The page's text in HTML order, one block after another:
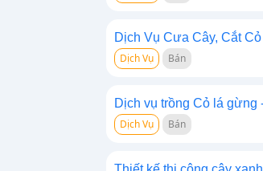
Dịch Vụ Cưa Cây, Cắt
Dịch Vụ Bán
Dịch vụ trồng Cỏ lá
Dịch Vụ Bán